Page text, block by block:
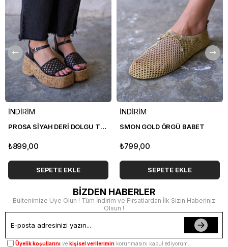
İNDİRİM
PROSA SİYAH DERİ DOLGU TOPUK SANDALET
₺899,00
SEPETE EKLE
İNDİRİM
SMON GOLD ÖRGÜ BABET
₺799,00
SEPETE EKLE
BİZDEN HABERLER
Bültenimize Üye Olun ! Tüm İndirim ve Fırsatlardan İlk Sizin Haberiniz
Olsun !
Üyelik koşullarını ve kişisel verilerimin korunmasını kabul ediyorum.